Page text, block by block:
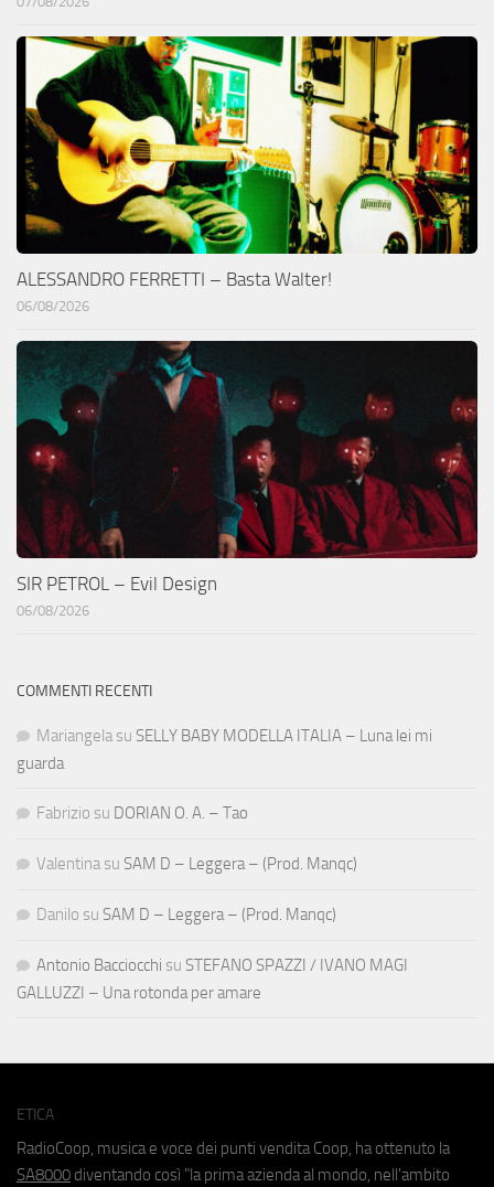
ALESSANDRO FERRETTI – Basta Walter!
06/08/2026
SIR PETROL – Evil Design
06/08/2026
COMMENTI RECENTI
Mariangela su SELLY BABY MODELLA ITALIA – Luna lei mi
guarda
Fabrizio su DORIAN O. A. – Tao
Valentina su SAM D – Leggera – (Prod. Manqc)
Danilo su SAM D – Leggera – (Prod. Manqc)
Antonio Bacciocchi su STEFANO SPAZZI / IVANO MAGI
GALLUZZI – Una rotonda per amare
ETICA
RadioCoop, musica e voce dei punti vendita Coop, ha ottenuto la
SA8000 diventando così "la prima azienda al mondo, nell'ambito